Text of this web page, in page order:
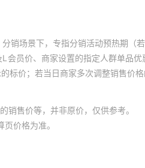
销场景下，专指分销活动预热期（
员价、商家设置的指定人群单品
价；若当日商家多次调整销售价格
售价等，并非原价，仅供参考。
价格为准。